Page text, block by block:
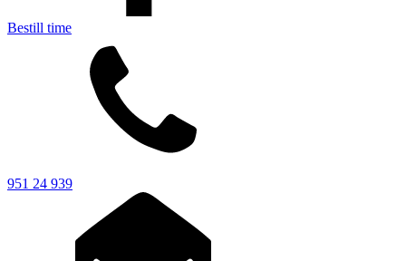
Bestill time
951 24 939